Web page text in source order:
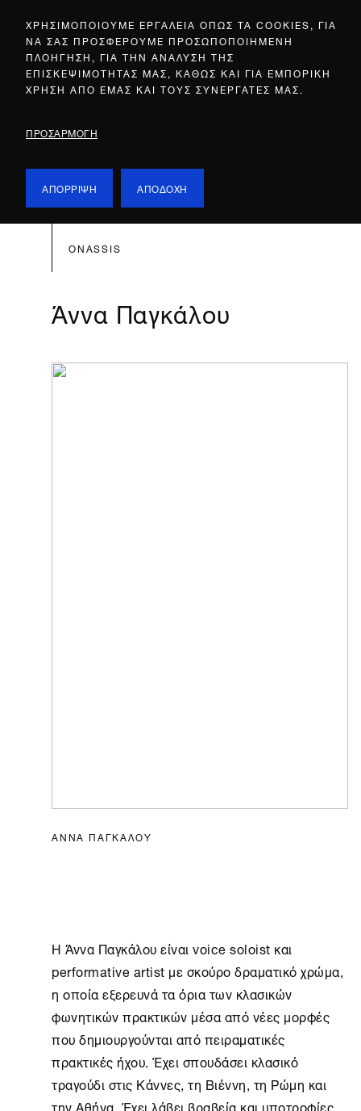
ΧΡΗΣΙΜΟΠΟΙΟΥΜΕ ΕΡΓΑΛΕΙΑ ΟΠΩΣ ΤΑ COOKIES, ΓΙΑ
ΝΑ ΣΑΣ ΠΡΟΣΦΕΡΟΥΜΕ ΠΡΟΣΩΠΟΠΟΙΗΜΕΝΗ
ΠΛΟΗΓΗΣΗ, ΓΙΑ ΤΗΝ ΑΝΑΛΥΣΗ ΤΗΣ
ΕΠΙΣΚΕΨΙΜΟΤΗΤΑΣ ΜΑΣ, ΚΑΘΩΣ ΚΑΙ ΓΙΑ ΕΜΠΟΡΙΚΗ
ΧΡΗΣΗ ΑΠΟ ΕΜΑΣ ΚΑΙ ΤΟΥΣ ΣΥΝΕΡΓΑΤΕΣ ΜΑΣ.
ΠΡΟΣΑΡΜΟΓΗ
ΑΠΟΡΡΙΨΗ ΑΠΟΔΟΧΗ
ONASSIS
Άννα Παγκάλου
ΑΝΝΑ ΠΑΓΚΑΛΟΥ
Η Άννα Παγκάλου είναι voice soloist και
performative artist με σκούρο δραματικό χρώμα,
η οποία εξερευνά τα όρια των κλασικών
φωνητικών πρακτικών μέσα από νέες μορφές
που δημιουργούνται από πειραματικές
πρακτικές ήχου. Έχει σπουδάσει κλασικό
τραγούδι στις Κάννες, τη Βιέννη, τη Ρώμη και
τηνΑθήνα. Έχει λάβει βραβεία και υποτροφίες,